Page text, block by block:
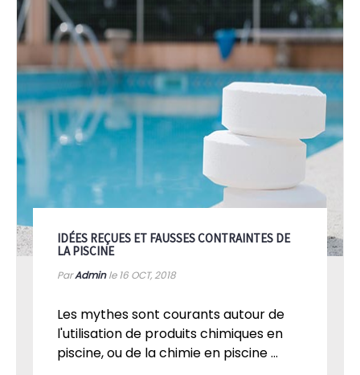
IDÉES REÇUES ET FAUSSES CONTRAINTES DE
LA PISCINE
ParAdminle 16 OCT, 2018
Les mythes sont courants autour de
l'utilisation de produits chimiques en
piscine, ou de la chimie en piscine ...